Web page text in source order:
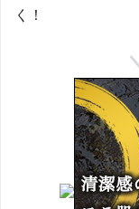
く！